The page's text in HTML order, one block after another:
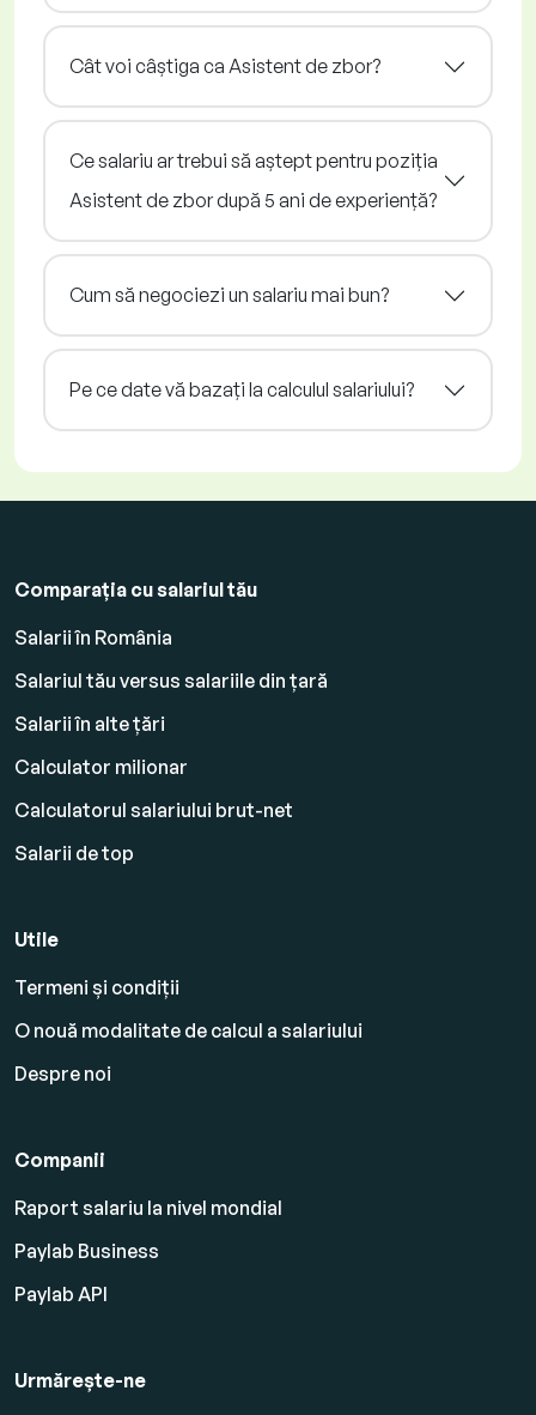
Cât voi câștiga ca Asistent de zbor?
Ce salariu ar trebui să aștept pentru poziția
Asistent de zbor după 5 ani de experiență?
Cum să negociezi un salariu mai bun?
Pe ce date vă bazați la calculul salariului?
Comparația cu salariul tău
Salarii în România
Salariul tău versus salariile din țară
Salarii în alte țări
Calculator milionar
Calculatorul salariului brut-net
Salarii de top
Utile
Termeni și condiții
O nouă modalitate de calcul a salariului
Despre noi
Companii
Raport salariu la nivel mondial
Paylab Business
Paylab API
Urmărește-ne